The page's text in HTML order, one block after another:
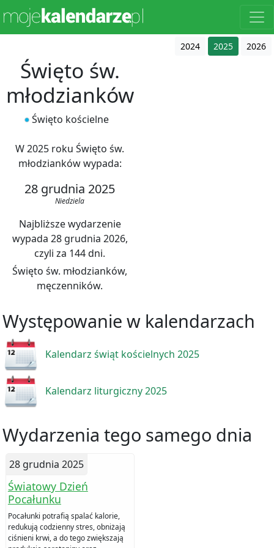
2024 2025 2026
Święto św.
młodzianków
Święto kościelne
W 2025 roku Święto św.
młodzianków wypada:
28 grudnia 2025
Niedziela
Najbliższe wydarzenie
wypada 28 grudnia 2026,
czyli za 144 dni.
Święto św. młodzianków,
męczenników.
Występowanie w kalendarzach
Kalendarz świąt kościelnych 2025
Kalendarz liturgiczny 2025
Wydarzenia tego samego dnia
28 grudnia 2025
Światowy Dzień
Pocałunku
Pocałunki potrafią spalać kalorie,
redukują codzienny stres, obniżają
ciśnieni krwi, a do tego zwiększają